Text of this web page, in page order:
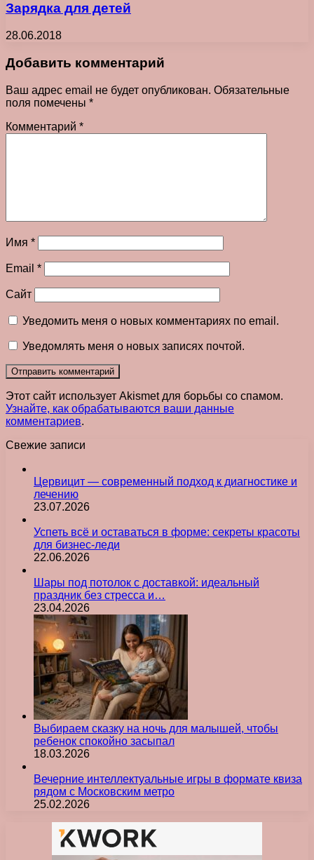
Зарядка для детей
28.06.2018
Добавить комментарий
Ваш адрес email не будет опубликован. Обязательные
поля помечены *
Комментарий *
Имя *
Email *
Сайт
Уведомить меня о новых комментариях по email.
Уведомлять меня о новых записях почтой.
Этот сайт использует Akismet для борьбы со спамом.
Узнайте, как обрабатываются ваши данные
комментариев.
Свежие записи
Цервицит — современный подход к диагностике и
лечению
23.07.2026
Успеть всё и оставаться в форме: секреты красоты
для бизнес-леди
22.06.2026
Шары под потолок с доставкой: идеальный
праздник без стресса и…
23.04.2026
Выбираем сказку на ночь для малышей, чтобы
ребенок спокойно засыпал
18.03.2026
Вечерние интеллектуальные игры в формате квиза
рядом с Московским метро
25.02.2026